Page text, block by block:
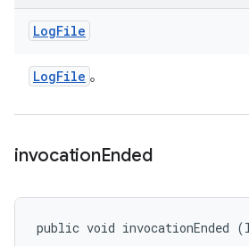
LogFile
LogFile 。
invocationEnded
public void invocationEnded